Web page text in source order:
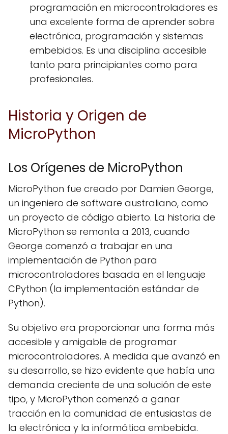
programación en microcontroladores es
una excelente forma de aprender sobre
electrónica, programación y sistemas
embebidos. Es una disciplina accesible
tanto para principiantes como para
profesionales.
Historia y Origen de
MicroPython
Los Orígenes de MicroPython
MicroPython fue creado por Damien George,
un ingeniero de software australiano, como
un proyecto de código abierto. La historia de
MicroPython se remonta a 2013, cuando
George comenzó a trabajar en una
implementación de Python para
microcontroladores basada en el lenguaje
CPython (la implementación estándar de
Python).
Su objetivo era proporcionar una forma más
accesible y amigable de programar
microcontroladores. A medida que avanzó en
su desarrollo, se hizo evidente que había una
demanda creciente de una solución de este
tipo, y MicroPython comenzó a ganar
tracción en la comunidad de entusiastas de
la electrónica y la informática embebida.